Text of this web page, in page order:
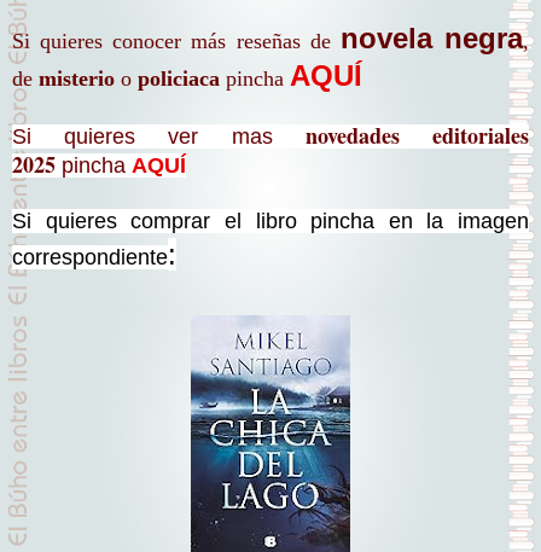
Si quieres conocer más reseñas de novela negra,
de misterio o policiaca pincha AQUÍ
Si quieres ver mas novedades editoriales
2025 pincha AQUÍ
Si quieres comprar el libro pincha en la imagen
correspondiente: